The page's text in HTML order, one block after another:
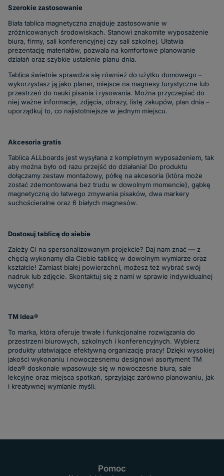
Szerokie zastosowanie
Biała tablica magnetyczna znajduje zastosowanie w
zróżnicowanych środowiskach. Stanowi znakomite wyposażenie
biura, firmy, sali konferencyjnej czy sali szkolnej. Ułatwia
prezentację materiałów, pozwala na komfortowe planowanie
działań oraz szybkie ustalenie planu dnia.
Tablica świetnie sprawdza się również do użytku domowego –
wykorzystasz ją jako planer, miejsce na magnesy turystyczne lub
przestrzeń do nauki pisania i rysowania. Można przyczepiać do
niej ważne informacje, zdjęcia, obrazy, listę zakupów, plan dnia –
uporządkuj to, co najistotniejsze w jednym miejscu.
Akcesoria gratis
Tablica ALLboards jest wysyłana z kompletnym wyposażeniem, tak
aby można było od razu przejść do działania! Do produktu
dołączamy zestaw montażowy, półkę na akcesoria (która może
zostać zdemontowana bez trudu w dowolnym momencie), gąbkę
magnetyczną do łatwego zmywania pisaków, dwa markery
suchościeralne oraz 6 białych magnesów.
Dostosuj tablicę do siebie
Zależy Ci na spersonalizowanym projekcie? Daj nam znać — z
chęcią wykonamy dla Ciebie tablicę w dowolnym wymiarze oraz
kształcie! Zamiast białej powierzchni, możesz też wybrać swój
nadruk lub zdjęcie. Skontaktuj się z nami w sprawie indywidualnej
wyceny!
TM Idea®
To marka, która oferuje trwałe i funkcjonalne rozwiązania do
przestrzeni biurowych, szkolnych i konferencyjnych. Wybierz
produkty ułatwiające efektywną organizację pracy! Dzięki wysokiej
jakości wykonaniu i nowoczesnemu designowi asortyment TM
Idea® doskonale wpasowuje się w nowoczesne biura, sale
lekcyjne oraz miejsca spotkań, sprzyjając zarówno planowaniu, jak
i kreatywnej wymianie myśli.
Pomoc